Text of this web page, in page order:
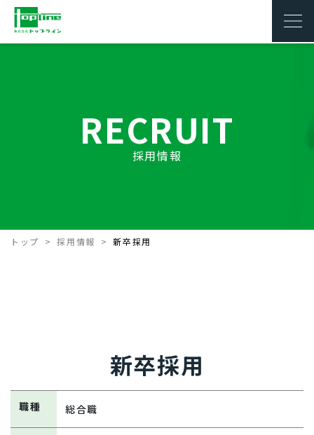
RECRUIT
採用情報
トップ 採用情報 新卒採用
新卒採用
職種 総合職